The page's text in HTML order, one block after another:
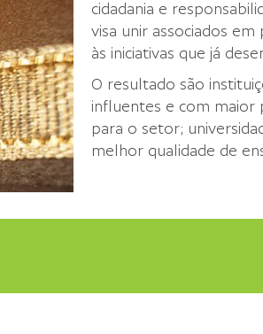
cidadania e
visa unir associados
às iniciativas que já
O resultado são
influentes e com maior
para o setor;
melhor qualidade de